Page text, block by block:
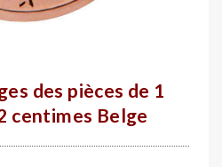
des pièces de 1
centimes Belge